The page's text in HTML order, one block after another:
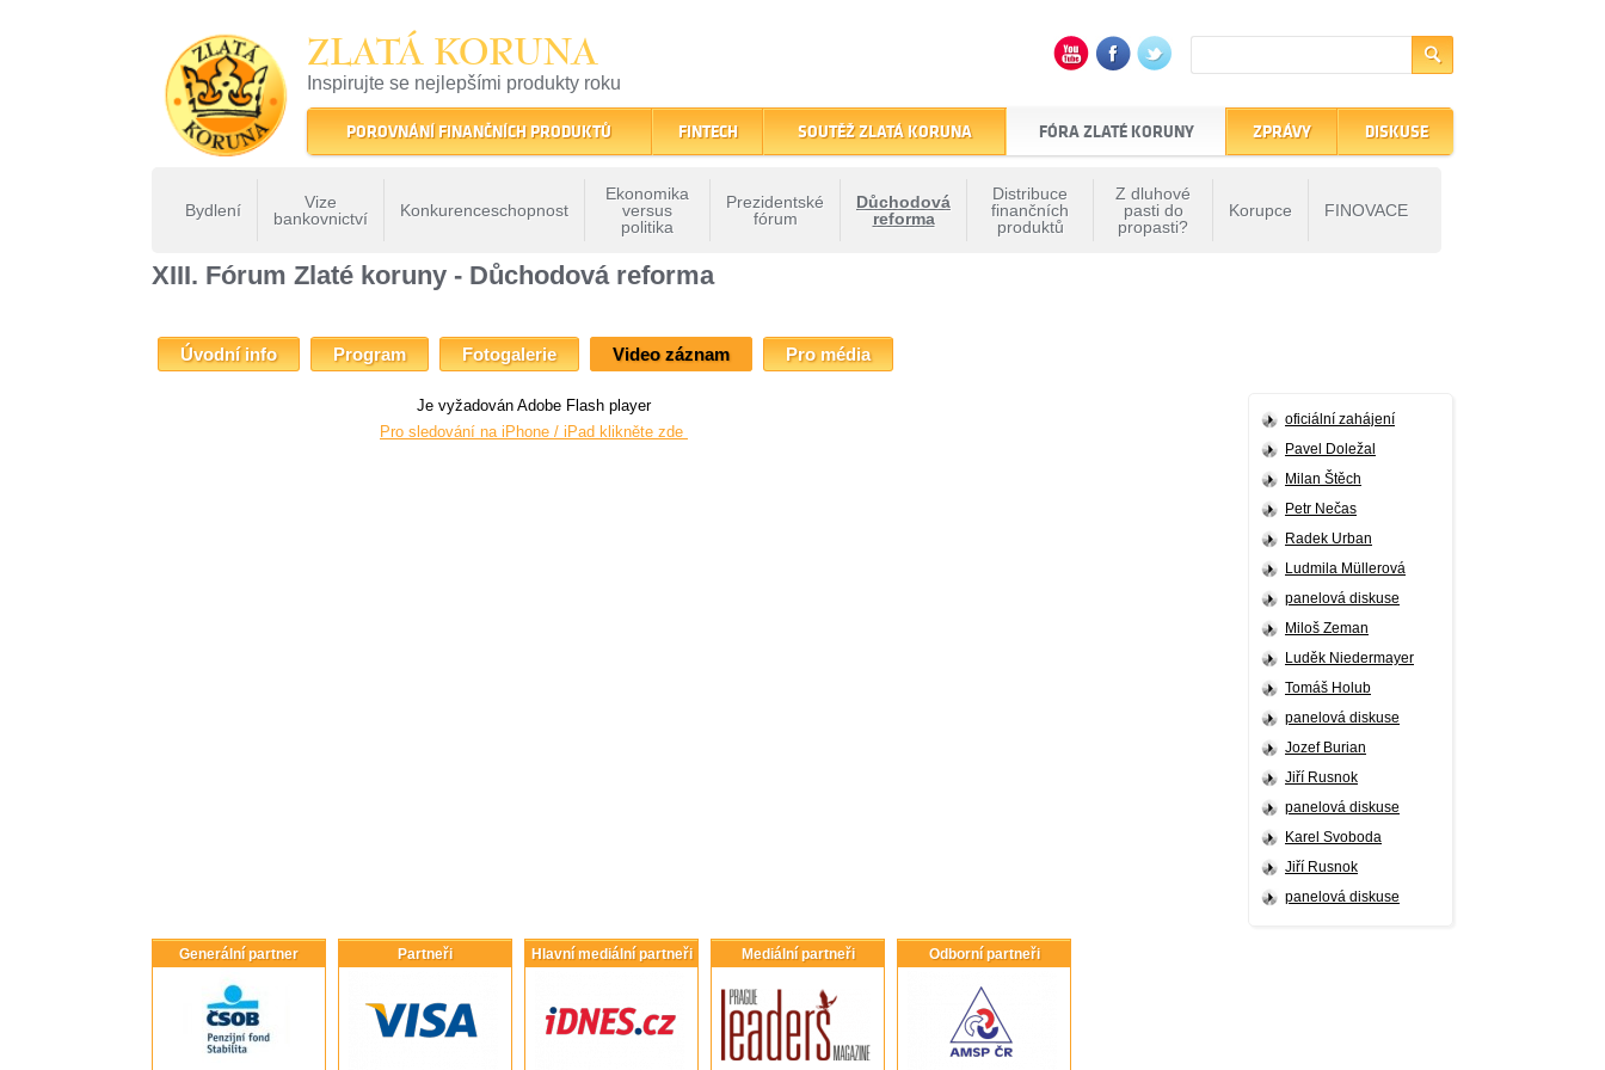
ZLATÁ KORUNA
Inspirujte se nejlepšími produkty roku
22 let tradice a kvality na finančním trhu
POROVNÁNÍ FINANČNÍCH PRODUKTŮ FINTECH SOUTĚŽ ZLATÁ KORUNA FÓRA ZLATÉ KORUNY
Bydlení
Vize
bankovnictví
Konkurenceschopnost
Ekonomika
versus
politika
Prezidentské
fórum
Důchodová
reforma
Distribuce
finančních
produktů
Z dluhové
pasti do
propasti?
Korupce FINOVACE
ZPRÁVY DISKUSE
XIII. Fórum Zlaté koruny - Důchodová reforma » XIII. Fórum Zlaté koruny - Důchodová reforma
XIII. Fórum Zlaté koruny - Důchodová reforma
Úvodní info Program Fotogalerie Video záznam Pro média
oficiální zahájení
Pavel Doležal
Milan Štěch
Petr Nečas
Radek Urban
Ludmila Müllerová
panelová diskuse
Miloš Zeman
Luděk Niedermayer
Tomáš Holub
panelová diskuse
Jozef Burian
Jiří Rusnok
panelová diskuse
Karel Svoboda
Jiří Rusnok
panelová diskuse
Je vyžadován Adobe Flash player
Pro sledování na iPhone / iPad klikněte zde
Generální partner Partneři Hlavní mediální partneři Mediální partneři Odborní partneři